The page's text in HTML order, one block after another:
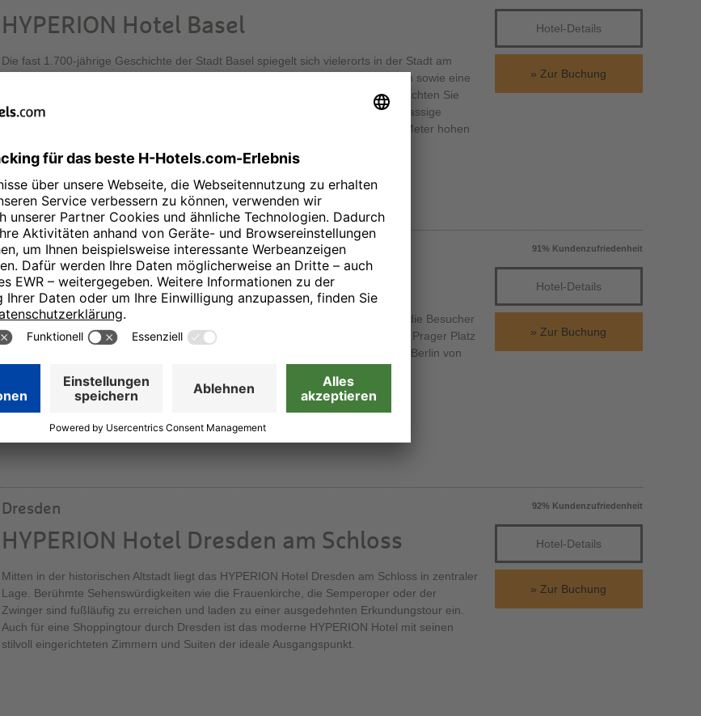
HYPERION Hotel Basel
Die fast 1.700-jährige Geschichte der Stadt Basel spiegelt sich vielerorts in der Stadt am
Rhein. Hinzu kommen rund zahlreiche Museen, Galerien und 30 Theaterbühnen sowie eine
der wichtigsten Kunstmessen der Welt. Lernen Sie die Stadt kennen und übernachten Sie
komfortabel im HYPERION Hotel Basel! Entspannte Atmosphäre und eine erstklassige
Aussicht bietet unsere Executive Lounge in der 30. Etage des über einhundert Meter hohen
Hotel-Details
Zur Buchung
Berlin
HYPERION Hotel Berlin
Wohin sich der Blick in Berlin auch wendet, im Herzen der Hauptstadt erwarten die Besucher
zahlreiche sehenswerte oder historische, bedeutsame Gebäude und Plätze. Am Prager Platz
in Berlin Wilmersdorf gelegen und in der Nähe des Kurfürstendamms, lässt sich Berlin von
91% Kundenzufriedenheit
Hotel-Details
Zur Buchung
Dresden
HYPERION Hotel Dresden am Schloss
Mitten in der historischen Altstadt liegt das HYPERION Hotel Dresden am Schloss in zentraler
Lage. Berühmte Sehenswürdigkeiten wie die Frauenkirche, die Semperoper oder der
Zwinger sind fußläufig zu erreichen und laden zu einer ausgedehnten Erkundungstour ein.
Auch für eine Shoppingtour durch Dresden ist das moderne HYPERION Hotel mit seinen
stilvoll eingerichteten Zimmern und Suiten der ideale Ausgangspunkt.
92% Kundenzufriedenheit
Hotel-Details
Zur Buchung